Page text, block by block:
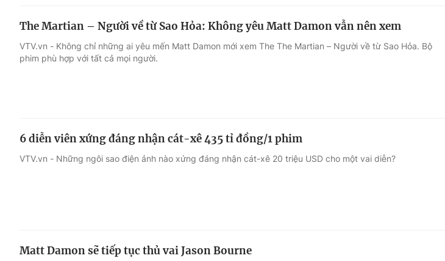
The Martian – Người về từ Sao Hỏa: Không yêu Matt Damon vẫn nên xem
VTV.vn - Không chỉ những ai yêu mến Matt Damon mới xem The The Martian – Người về từ Sao Hỏa. Bộ
phim phù hợp với tất cả mọi người.
6 diễn viên xứng đáng nhận cát-xê 435 tỉ đồng/1 phim
VTV.vn - Những ngôi sao điện ảnh nào xứng đáng nhận cát-xê 20 triệu USD cho một vai diễn?
Matt Damon sẽ tiếp tục thủ vai Jason Bourne